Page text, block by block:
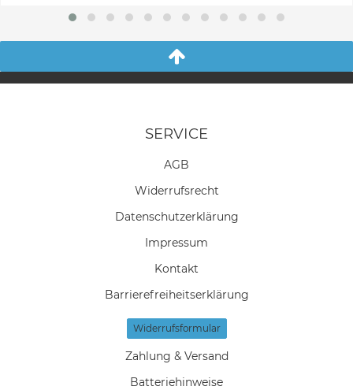
SERVICE
AGB
Widerrufs­recht
Daten­schutz­erklärung
Impressum
Kontakt
Barrierefreiheitserklärung
Widerrufs­formular
Zahlung & Versand
Batteriehinweise